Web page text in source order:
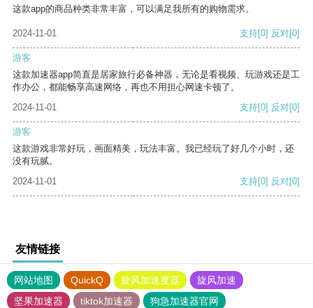
这款app的商品种类非常丰富，可以满足我所有的购物需求。
2024-11-01 支持[0] 反对[0]
游客
这款加速器app简直是居家旅行必备神器，无论是看视频、玩游戏还是工
作办公，都能畅享高速网络，再也不用担心网速卡顿了。
2024-11-01
支持[0] 反对[0]
游客
这款游戏非常好玩，画面精美，玩法丰富。我已经玩了好几个小时，还
没有玩腻。
2024-11-01
支持[0] 反对[0]
友情链接
网站地图 QuickQ 旋风加速度器
旋风加速
坚果加速器
tiktok加速器
狗急加速器官网